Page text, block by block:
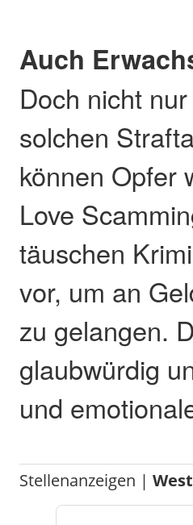
Auch
Doch nicht
solchen
können Opfer
Love
täuschen
vor, um an
zu gelangen.
glaubwürdig
und
Stellenanzeigen |